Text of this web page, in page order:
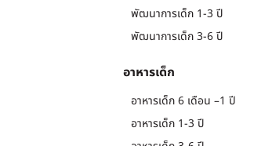
พัฒนาการเด็ก 1-3 ปี
พัฒนาการเด็ก 3-6 ปี
อาหารเด็ก
อาหารเด็ก 6 เดือน –1 ปี
อาหารเด็ก 1-3 ปี